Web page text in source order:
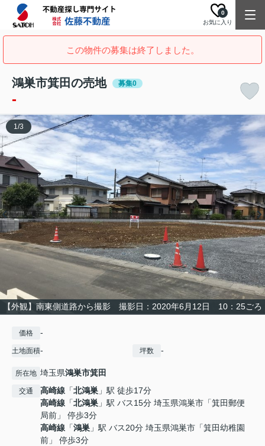
お気に入り
0
この物件の募集は終了しました。
鴻巣市箕田の売地 募集0
-
【外観】南東側道路から撮影 撮影日：2020年6月12日 10：25ごろ
1/3
価格 -
土地面積- 坪数 -
所在地 埼玉県鴻巣市箕田
交通 高崎線 「北鴻巣 」駅 徒歩17分
高崎線 「北鴻巣 」駅 バス15分 埼玉県鴻巣市「箕田郵便
局前」 停歩3分
高崎線 「鴻巣 」駅 バス20分 埼玉県鴻巣市「箕田幼稚園
前」 停歩3分